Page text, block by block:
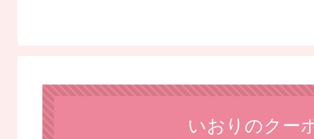
いおりのクー